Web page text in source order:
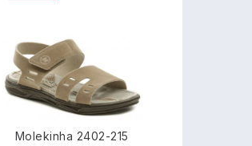
Molekinha 2402-215